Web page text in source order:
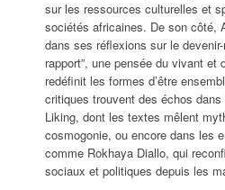
sur les ressources culturelles et
sociétés africaines. De son côté,
dans ses réflexions sur le devenir-
rapport”, une pensée du vivant et
redéfinit les formes d’être
critiques trouvent des échos
Liking, dont les textes mêlent
cosmogonie, ou encore dans les
comme Rokhaya Diallo, qui
sociaux et politiques depuis les